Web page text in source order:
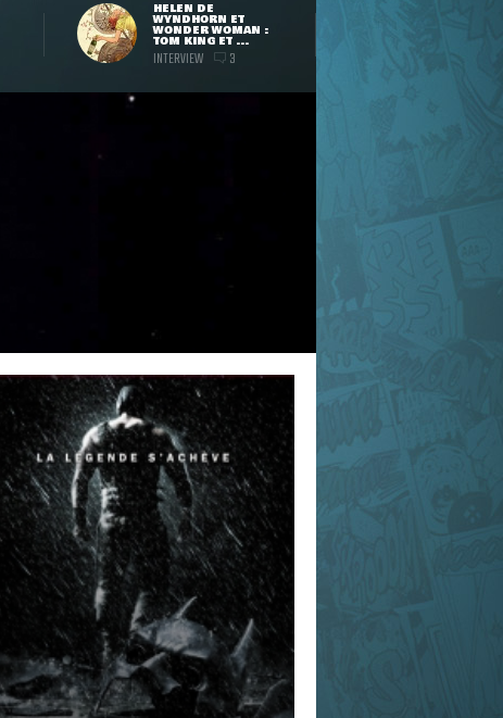
HELEN DE
WYNDHORN ET
WONDER WOMAN :
TOM KING ET ...
INTERVIEW 3